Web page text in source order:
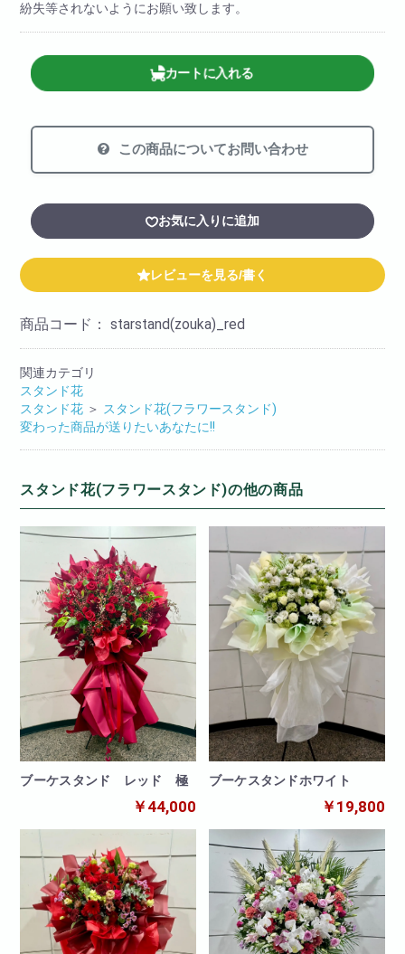
紛失等されないようにお願い致します。
カートに入れる
この商品についてお問い合わせ
お気に入りに追加
レビューを見る/書く
商品コード：starstand(zouka)_red
関連カテゴリ
スタンド花
スタンド花 ＞ スタンド花(フラワースタンド)
変わった商品が送りたいあなたに!!
スタンド花(フラワースタンド)の他の商品
ブーケスタンド レッド 極
￥44,000
ブーケスタンドホワイト
￥19,800